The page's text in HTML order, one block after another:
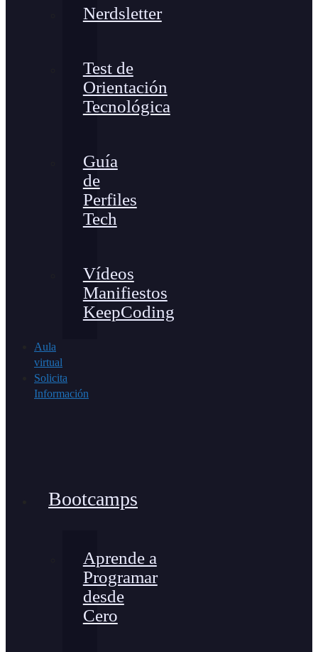
Nerdsletter
Test de
Orientación
Tecnológica
Guía
de
Perfiles
Tech
Vídeos
Manifiestos
KeepCoding
Aula
virtual
Solicita
Información
Bootcamps
Aprende a
Programar
desde
Cero